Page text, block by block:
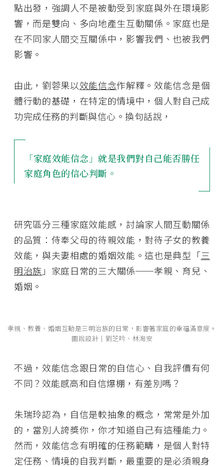
點出發，強調人不是被動受到家庭與外在環境影
響，而是雙向、多向地產生互動關係。家庭也是
在不同家人間交互關係中，影響我們、也被我們
影響。
由此，劉蓉果以效能信念作解釋。效能信念是個
體行動的基礎，在特定的情境中，個人對自己成
功完成任務的判斷與信心。換句話說，
「家庭效能信念」就是我們對自己能否勝任
家庭角色的信心判斷。
研究區分三種家庭效能感，討論家人間互動關係
的品質：侍奉父母的待親效能，對待子女的教養
效能，與夫妻相處的婚姻效能。這也是典型「三
明治族 」家庭日常的三大關係──孝親、育兒、
婚姻。
孝親、教養、婚姻互動是三明治族的日常，影響著家庭的幸福滿意度。
圖說設計│劉芝吟、林洵安
不過，效能信念跟日常的自信心、自我評價有何
不同？效能感高和自信爆棚，有差別嗎？
朱瑞玲認為，自信是較抽象的概念，常常是外加
的，當別人誇獎你，你才知道自己有這種能力。
然而，效能信念有明確的任務範疇，是個人對特
定任務、情境的自我判斷，最重要的是必須親身